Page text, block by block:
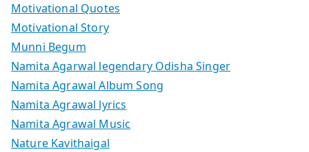
Motivational Quotes
Motivational Story
Munni Begum
Namita Agarwal legendary Odisha Singer
Namita Agrawal Album Song
Namita Agrawal lyrics
Namita Agrawal Music
Nature Kavithaigal